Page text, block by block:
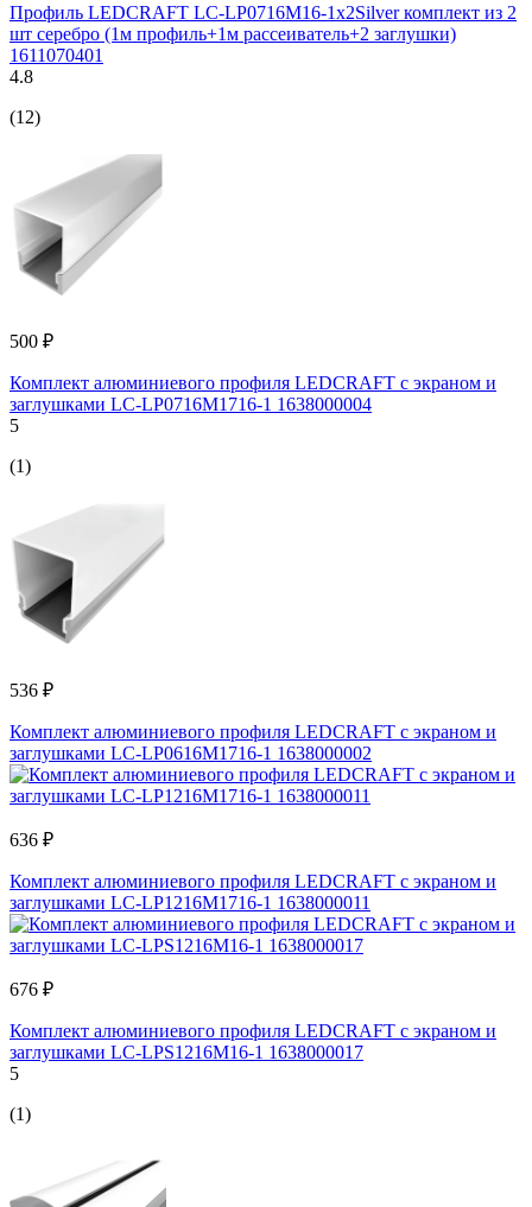
Профиль LEDCRAFT LC-LP0716M16-1x2Silver комплект из 2
шт серебро (1м профиль+1м рассеиватель+2 заглушки)
1611070401
4.8
(12)
500 ₽
Комплект алюминиевого профиля LEDCRAFT с экраном и
заглушками LC-LP0716M1716-1 1638000004
5
(1)
536 ₽
Комплект алюминиевого профиля LEDCRAFT с экраном и
заглушками LC-LP0616M1716-1 1638000002
636 ₽
Комплект алюминиевого профиля LEDCRAFT с экраном и
заглушками LC-LP1216M1716-1 1638000011
676 ₽
Комплект алюминиевого профиля LEDCRAFT с экраном и
заглушками LC-LPS1216M16-1 1638000017
5
(1)